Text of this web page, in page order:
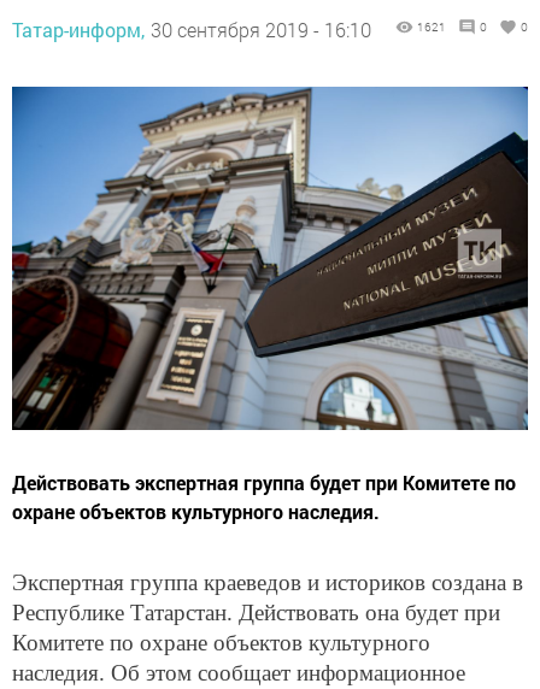
Татар-информ, 30 сентября 2019 - 16:10 1621 0 0
Действовать экспертная группа будет при Комитете по
охране объектов культурного наследия.
Экспертная группа краеведов и историков создана в
Республике Татарстан. Действовать она будет при
Комитете по охране объектов культурного
наследия. Об этом сообщает информационное